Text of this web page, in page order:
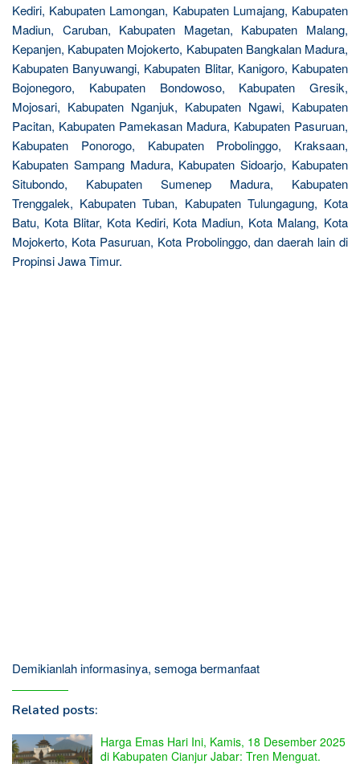
Kediri, Kabupaten Lamongan, Kabupaten Lumajang, Kabupaten
Madiun, Caruban, Kabupaten Magetan, Kabupaten Malang,
Kepanjen, Kabupaten Mojokerto, Kabupaten Bangkalan Madura,
Kabupaten Banyuwangi, Kabupaten Blitar, Kanigoro, Kabupaten
Bojonegoro, Kabupaten Bondowoso, Kabupaten Gresik,
Mojosari, Kabupaten Nganjuk, Kabupaten Ngawi, Kabupaten
Pacitan, Kabupaten Pamekasan Madura, Kabupaten Pasuruan,
Kabupaten Ponorogo, Kabupaten Probolinggo, Kraksaan,
Kabupaten Sampang Madura, Kabupaten Sidoarjo, Kabupaten
Situbondo, Kabupaten Sumenep Madura, Kabupaten
Trenggalek, Kabupaten Tuban, Kabupaten Tulungagung, Kota
Batu, Kota Blitar, Kota Kediri, Kota Madiun, Kota Malang, Kota
Mojokerto, Kota Pasuruan, Kota Probolinggo, dan daerah lain di
Propinsi Jawa Timur.
Demikianlah informasinya, semoga bermanfaat
Related posts:
Harga Emas Hari Ini, Kamis, 18 Desember 2025
di Kabupaten Cianjur Jabar: Tren Menguat.